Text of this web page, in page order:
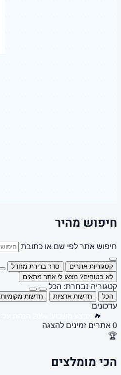
חיפוש מהיר
חיפוש אתר לפי שם או כתובת
קטגוריות אתרים
סדר ברירת מחדל
לא בטוחים? מצאו לי אתר מתאים
קטגוריה נבחרת: הכל
הכל חדשות ארציות חדשות מקומיות
עדכונים
🔥
0 אתרים זמינים להצגה
🏆
הכי מומלצים